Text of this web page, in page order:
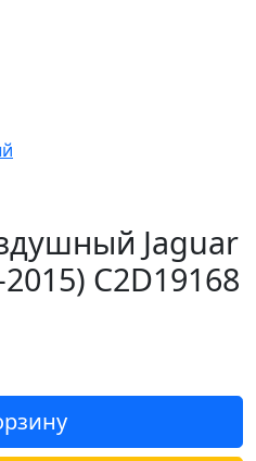
Jaguar
C2D19168